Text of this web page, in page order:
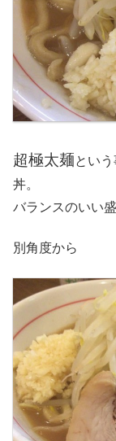
超極太麺とい
丼。
バランスのいい
別角度から